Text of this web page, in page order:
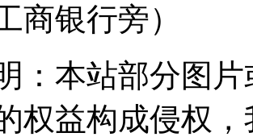
商银行旁）
：本站部分图
权益构成侵权